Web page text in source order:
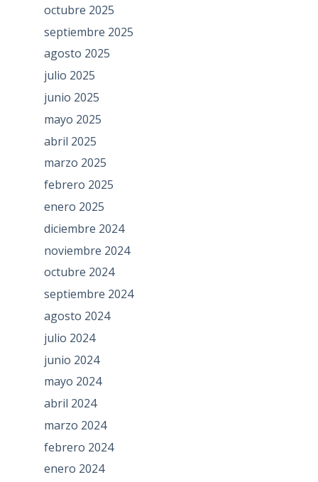
octubre 2025
septiembre 2025
agosto 2025
julio 2025
junio 2025
mayo 2025
abril 2025
marzo 2025
febrero 2025
enero 2025
diciembre 2024
noviembre 2024
octubre 2024
septiembre 2024
agosto 2024
julio 2024
junio 2024
mayo 2024
abril 2024
marzo 2024
febrero 2024
enero 2024